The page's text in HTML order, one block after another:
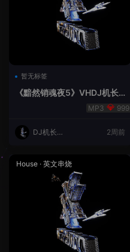
暂无标签
《黯然销魂夜5》VHDJ机长
999
DJ机长云
2周前
House · 英文串烧